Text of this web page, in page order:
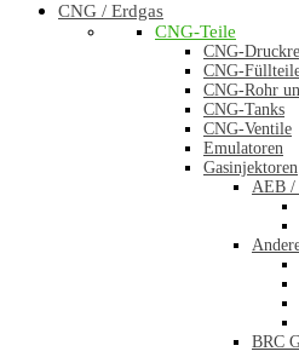
CNG / Erdgas
CNG-Teile
CNG-
CNG-
CNG-Rohr
CNG-Tanks
CNG-Ventile
Emulatoren
Gasinjektoren
AEB /
BRC